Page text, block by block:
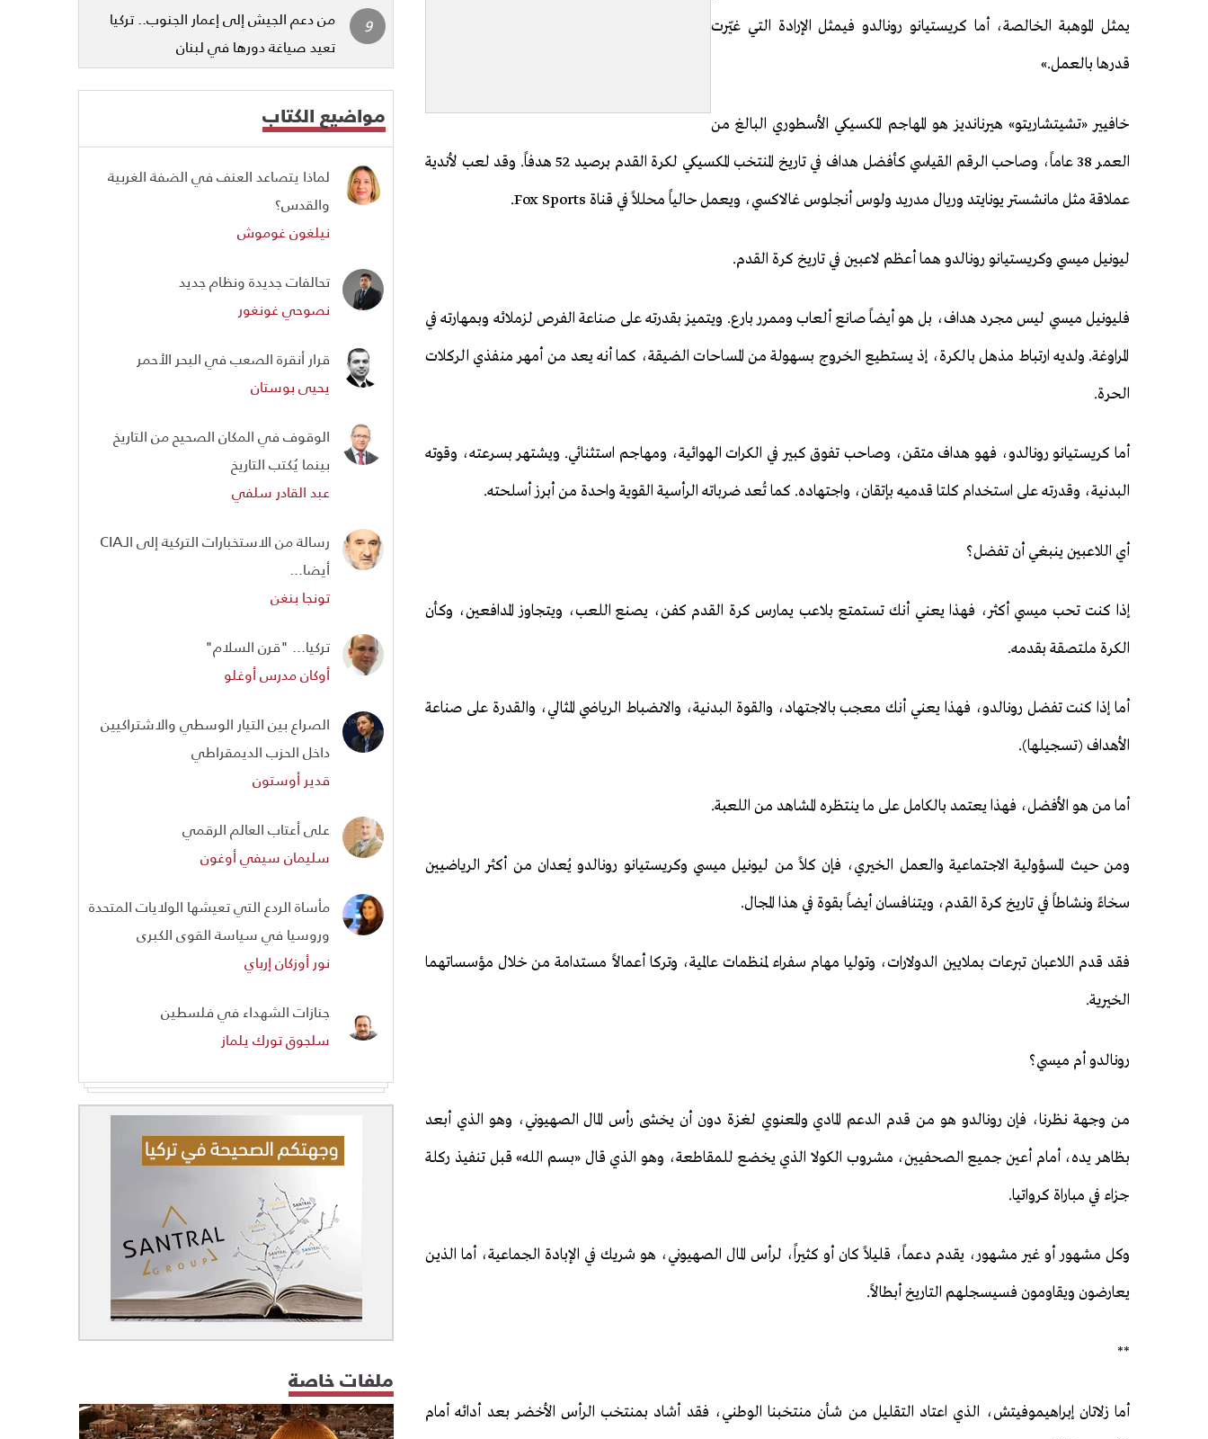
يمثل الموهبة الخالصة، أما كريستيانو رونالدو فيمثل الإرادة التي غيّرت
قدرها بالعمل.»
خافيير «تشيتشاريتو» هيرنانديز هو المهاجم المكسيكي الأسطوري البالغ من
العمر 38 عاماً، وصاحب الرقم القياسي كأفضل هداف في تاريخ المنتخب المكسيكي لكرة القدم برصيد 52 هدفاً. وقد لعب لأندية
عملاقة مثل مانشستر يونايتد وريال مدريد ولوس أنجلوس غالاكسي، ويعمل حالياً محللاً في قناة Fox Sports.
ليونيل ميسي وكريستيانو رونالدو هما أعظم لاعبين في تاريخ كرة القدم.
فليونيل ميسي ليس مجرد هداف، بل هو أيضاً صانع ألعاب وممرر بارع. ويتميز بقدرته على صناعة الفرص لزملائه وبمهارته في
المراوغة. ولديه ارتباط مذهل بالكرة، إذ يستطيع الخروج بسهولة من المساحات الضيقة، كما أنه يعد من أمهر منفذي الركلات
الحرة.
أما كريستيانو رونالدو، فهو هداف متقن، وصاحب تفوق كبير في الكرات الهوائية، ومهاجم استثنائي. ويشتهر بسرعته، وقوته
البدنية، وقدرته على استخدام كلتا قدميه بإتقان، واجتهاده. كما تُعد ضرباته الرأسية القوية واحدة من أبرز أسلحته.
أي اللاعبين ينبغي أن تفضل؟
إذا كنت تحب ميسي أكثر، فهذا يعني أنك تستمتع بلاعب يمارس كرة القدم كفن، يصنع اللعب، ويتجاوز المدافعين، وكأن
الكرة ملتصقة بقدمه.
أما إذا كنت تفضل رونالدو، فهذا يعني أنك معجب بالاجتهاد، والقوة البدنية، والانضباط الرياضي المثالي، والقدرة على صناعة
الأهداف (تسجيلها).
أما من هو الأفضل، فهذا يعتمد بالكامل على ما ينتظره المشاهد من اللعبة.
ومن حيث المسؤولية الاجتماعية والعمل الخيري، فإن كلاً من ليونيل ميسي وكريستيانو رونالدو يُعدان من أكثر الرياضيين
سخاءً ونشاطاً في تاريخ كرة القدم، ويتنافسان أيضاً بقوة في هذا المجال.
فقد قدم اللاعبان تبرعات بملايين الدولارات، وتوليا مهام سفراء لمنظمات عالمية، وتركا أعمالاً مستدامة من خلال مؤسساتهما
الخيرية.
رونالدو أم ميسي؟
من وجهة نظرنا، فإن رونالدو هو من قدم الدعم المادي والمعنوي لغزة دون أن يخشى رأس المال الصهيوني، وهو الذي أبعد
بظاهر يده، أمام أعين جميع الصحفيين، مشروب الكولا الذي يخضع للمقاطعة، وهو الذي قال «بسم الله» قبل تنفيذ ركلة
جزاء في مباراة كرواتيا.
وكل مشهور أو غير مشهور، يقدم دعماً، قليلاً كان أو كثيراً، لرأس المال الصهيوني، هو شريك في الإبادة الجماعية، أما الذين
يعارضون ويقاومون فسيسجلهم التاريخ أبطالاً.
**
أما زلاتان إبراهيموفيتش، الذي اعتاد التقليل من شأن منتخبنا الوطني، فقد أشاد بمنتخب الرأس الأخضر بعد أدائه أمام
من دعم الجيش إلى إعمار الجنوب.. تركيا
تعيد صياغة دورها في لبنان
مواضيع الكتاب
لماذا يتصاعد العنف في الضفة الغربية
والقدس؟
نيلغون غوموش
تحالفات جديدة ونظام جديد
نصوحي غونغور
قرار أنقرة الصعب في البحر الأحمر
يحيى بوستان
الوقوف في المكان الصحيح من التاريخ
بينما يُكتب التاريخ
عبد القادر سلفي
رسالة من الاستخبارات التركية إلى الـCIA
أيضا...
تونجا بنغن
تركيا... "قرن السلام"
أوكان مدرس أوغلو
الصراع بين التيار الوسطي والاشتراكيين
داخل الحزب الديمقراطي
قدير أوستون
على أعتاب العالم الرقمي
سليمان سيفي أوغون
مأساة الردع التي تعيشها الولايات المتحدة
وروسيا في سياسة القوى الكبرى
نور أوزكان إرباي
جنازات الشهداء في فلسطين
سلجوق تورك يلماز
ملفات خاصة